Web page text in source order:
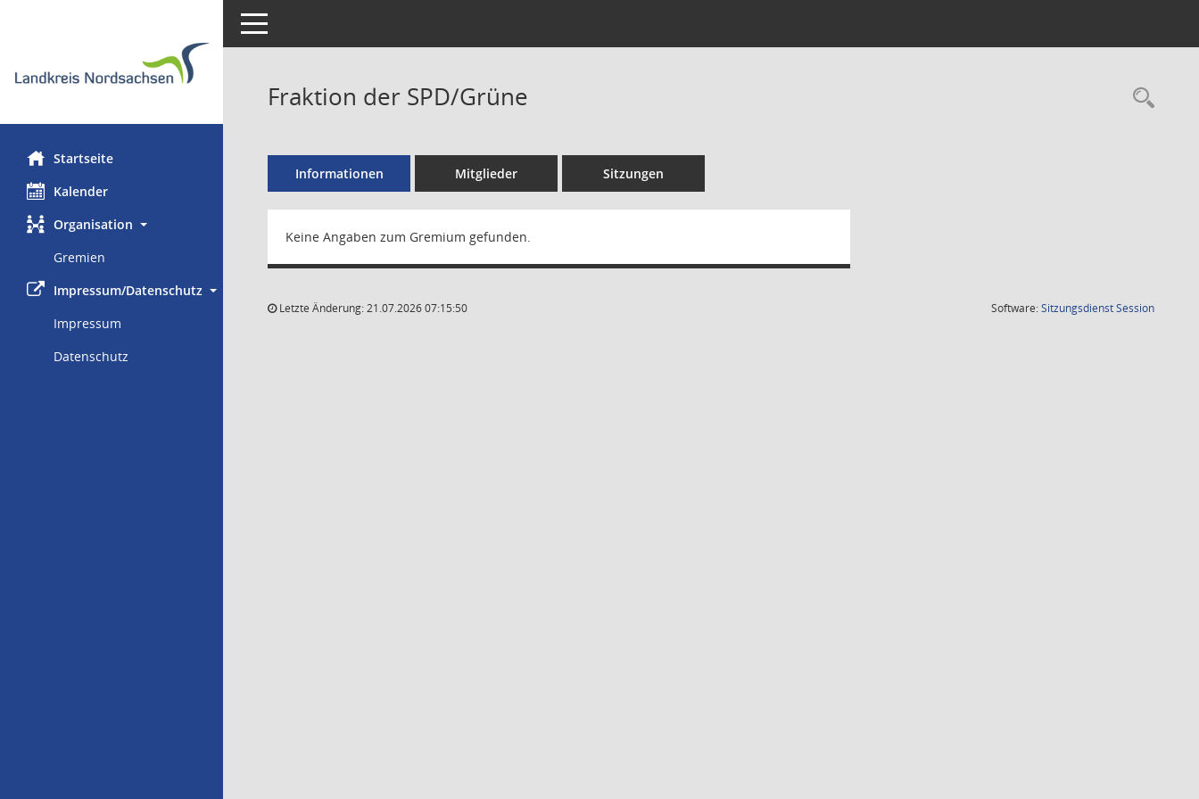
Startseite
Kalender
Organisation
Gremien
Impressum/Datenschutz
Impressum
Datenschutz
Toggle navigation
Fraktion der SPD/Grüne
Informationen Mitglieder Sitzungen
Keine Angaben zum Gremium gefunden.
Letzte Änderung: 21.07.2026 07:15:50 Software:SitzungsdienstSession(Wird in